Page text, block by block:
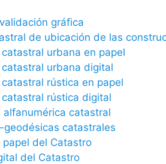
gráfica
de ubicación de las
urbana en papel
urbana digital
rústica en papel
rústica digital
alfanumérica catastral
geodésicas catastrales
del Catastro
del Catastro